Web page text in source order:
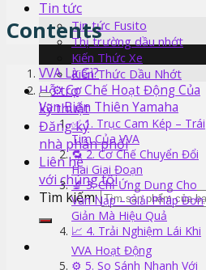
Tin tức
Tin tức Fusito
Thị trường dầu nhớt
Kiến Thức Xe
Kiến Thức Dầu Nhớt
Hỗ trợ
kỹ thuật
Đăng ký
nhà phân phối
Liên hệ
với chúng tôi
Tìm kiếm:
Contents
VVA Là Gì?
⚙️ Cơ Chế Hoạt Động Của
Van Biến Thiên Yamaha
✅ 1. Trục Cam Kép – Trái
Tim Của VVA
🔁 2. Cơ Chế Chuyển Đổi
Hai Giai Đoạn
🔬 3. Chỉ Ứng Dụng Cho
Van Nạp – Giải Pháp Đơn
Giản Mà Hiệu Quả
📈 4. Trải Nghiệm Lái Khi
VVA Hoạt Động
⚙️ 5. So Sánh Nhanh Với